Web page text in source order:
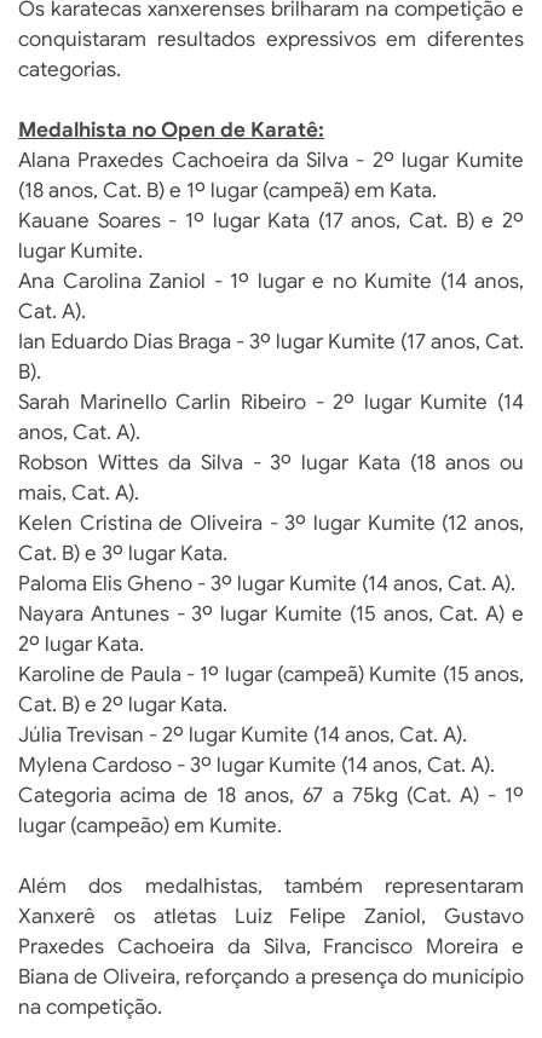
Os karatecas xanxerenses brilharam na competição e
conquistaram resultados expressivos em diferentes
categorias.
Medalhista no Open de Karatê:
Alana Praxedes Cachoeira da Silva - 2º lugar Kumite
(18 anos, Cat. B) e 1º lugar (campeã) em Kata.
Kauane Soares - 1º lugar Kata (17 anos, Cat. B) e 2º
lugar Kumite.
Ana Carolina Zaniol - 1º lugar e no Kumite (14 anos,
Cat. A).
Ian Eduardo Dias Braga - 3º lugar Kumite (17 anos, Cat.
B).
Sarah Marinello Carlin Ribeiro - 2º lugar Kumite (14
anos, Cat. A).
Robson Wittes da Silva - 3º lugar Kata (18 anos ou
mais, Cat. A).
Kelen Cristina de Oliveira - 3º lugar Kumite (12 anos,
Cat. B) e 3º lugar Kata.
Paloma Elis Gheno - 3º lugar Kumite (14 anos, Cat. A).
Nayara Antunes - 3º lugar Kumite (15 anos, Cat. A) e
2º lugar Kata.
Karoline de Paula - 1º lugar (campeã) Kumite (15 anos,
Cat. B) e 2º lugar Kata.
Júlia Trevisan - 2º lugar Kumite (14 anos, Cat. A).
Mylena Cardoso - 3º lugar Kumite (14 anos, Cat. A).
Categoria acima de 18 anos, 67 a 75kg (Cat. A) - 1º
lugar (campeão) em Kumite.
Além dos medalhistas, também representaram
Xanxerê os atletas Luiz Felipe Zaniol, Gustavo
Praxedes Cachoeira da Silva, Francisco Moreira e
Biana de Oliveira, reforçando a presença do município
na competição.